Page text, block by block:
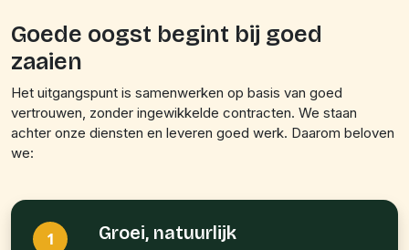
Goede oogst begint bij goed
zaaien
Het uitgangspunt is samenwerken op basis van goed
vertrouwen, zonder ingewikkelde contracten. We staan
achter onze diensten en leveren goed werk. Daarom beloven
we:
1 Groei, natuurlijk